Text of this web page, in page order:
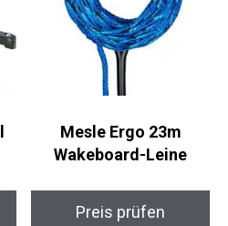
Mesle Ergo 23m
Wakeboard-Leine
Preis prüfen